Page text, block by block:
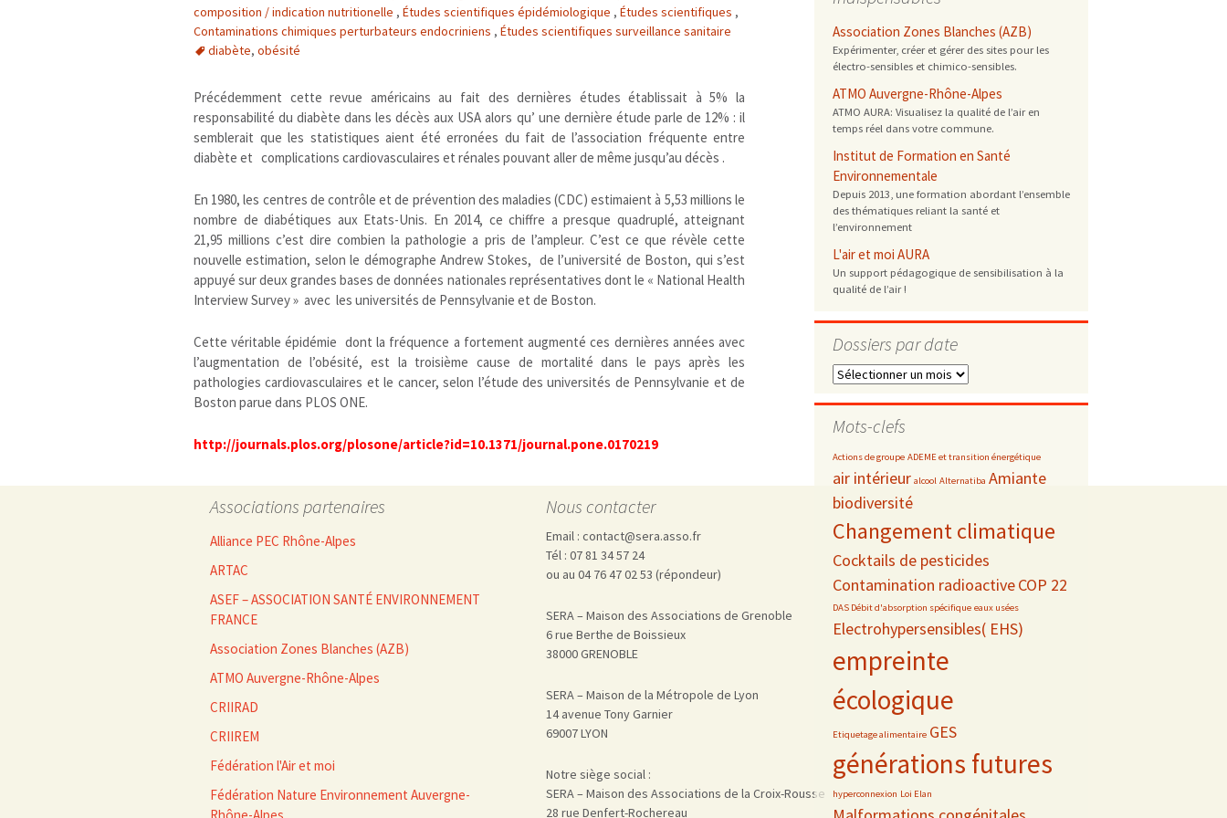
emballages
modes de conservation et de cuisson
positionnement citoyen / ONG
Biodiversité
Contamination infectieuse
Contaminations chimiques
cancérigène / mutagène / reprotoxique
métaux lourds et autres
PFAS
Déchets
économie circulaire
traitements
Décisions politiques et juridiques
internationale
nationale
Eau
mers et océans
superficielles et souterraines
Énergies
fossiles
renouvelables / transition énergétique
Environnement numérique
Études scientifiques
épidémiologique
toxicologique
Jurisprudence
Modes de comportement
offre de soins
Petite enfance
Population à risque
électromagnétiques (THT, téléphonie
Sommeil
écrans / jeux vidéos
composition / indication nutritionelle , Études scientifiques épidémiologique , Études scientifiques ,
Contaminations chimiques perturbateurs endocriniens , Études scientifiques surveillance sanitaire
diabète, obésité
Précédemment cette revue américains au fait des dernières études établissait à 5% la
responsabilité du diabète dans les décès aux USA alors qu’ une dernière étude parle de 12% : il
semblerait que les statistiques aient été erronées du fait de l’association fréquente entre
diabète et complications cardiovasculaires et rénales pouvant aller de même jusqu’au décès .
En 1980, les centres de contrôle et de prévention des maladies (CDC) estimaient à 5,53 millions le
nombre de diabétiques aux Etats-Unis. En 2014, ce chiffre a presque quadruplé, atteignant
21,95 millions c’est dire combien la pathologie a pris de l’ampleur. C’est ce que révèle cette
nouvelle estimation, selon le démographe Andrew Stokes, de l’université de Boston, qui s’est
appuyé sur deux grandes bases de données nationales représentatives dont le « National Health
Interview Survey » avec les universités de Pennsylvanie et de Boston.
Cette véritable épidémie dont la fréquence a fortement augmenté ces dernières années avec
l’augmentation de l’obésité, est la troisième cause de mortalité dans le pays après les
pathologies cardiovasculaires et le cancer, selon l’étude des universités de Pennsylvanie et de
Boston parue dans PLOS ONE.
http://journals.plos.org/plosone/article?id=10.1371/journal.pone.0170219
Association Zones Blanches (AZB)
Expérimenter, créer et gérer des sites pour les
électro-sensibles et chimico-sensibles.
ATMO Auvergne-Rhône-Alpes
ATMO AURA: Visualisez la qualité de l’air en
temps réel dans votre commune.
Institut de Formation en Santé
Environnementale
Depuis 2013, une formation abordant l’ensemble
des thématiques reliant la santé et
l’environnement
L'air et moi AURA
Un support pédagogique de sensibilisation à la
qualité de l’air !
Dossiers par date
Dossiers
date
Mots-clefs
Actions de groupe ADEME et transition énergétique
air intérieur alcool Alternatiba Amiante
biodiversité
Changement climatique
Cocktails de pesticides
Contamination radioactiveCOP 22
DAS Débit d'absorption spécifique eaux usées
Electrohypersensibles( EHS)
empreinte
écologique
Etiquetage alimentaire GES
générations futures
hyperconnexion Loi Elan
Associations partenaires
Alliance PEC Rhône-Alpes
ARTAC
ASEF – ASSOCIATION SANTÉ ENVIRONNEMENT
FRANCE
Association Zones Blanches (AZB)
ATMO Auvergne-Rhône-Alpes
CRIIRAD
CRIIREM
Fédération l'Air et moi
Fédération Nature Environnement Auvergne-
Nous contacter
Email : contact@sera.asso.fr
Tél : 07 81 34 57 24
ou au 04 76 47 02 53 (répondeur)
SERA – Maison des Associations de Grenoble
6 rue Berthe de Boissieux
38000 GRENOBLE
SERA – Maison de la Métropole de Lyon
14 avenue Tony Garnier
69007 LYON
Notre siège social :
SERA – Maison des Associations de la Croix-Rousse
28 rue Denfert-Rochereau